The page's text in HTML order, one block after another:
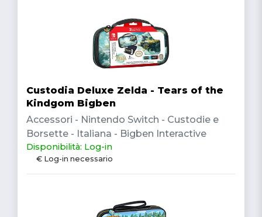
Custodia Deluxe Zelda - Tears of the
Kindgom Bigben
Accessori - Nintendo Switch - Custodie e
Borsette - Italiana - Bigben Interactive
Disponibilità: Log-in
€ Log-in necessario